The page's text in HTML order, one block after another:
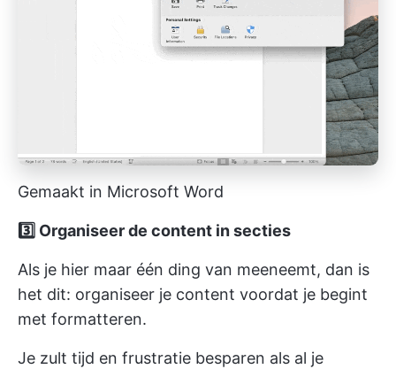
Gemaakt in Microsoft Word
3️⃣ Organiseer de content in secties
Als je hier maar één ding van meeneemt, dan is
het dit: organiseer je content voordat je begint
met formatteren.
Je zult tijd en frustratie besparen als al je